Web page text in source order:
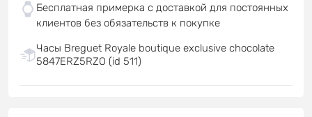
Бесплатная примерка с доставкой для постоянных
клиентов без обязательств к покупке
Часы Breguet Royale boutique exclusive chocolate
5847ERZ5RZO (id 511)